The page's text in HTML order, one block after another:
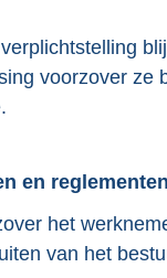
voorzover ze
en reglementen
het
van het